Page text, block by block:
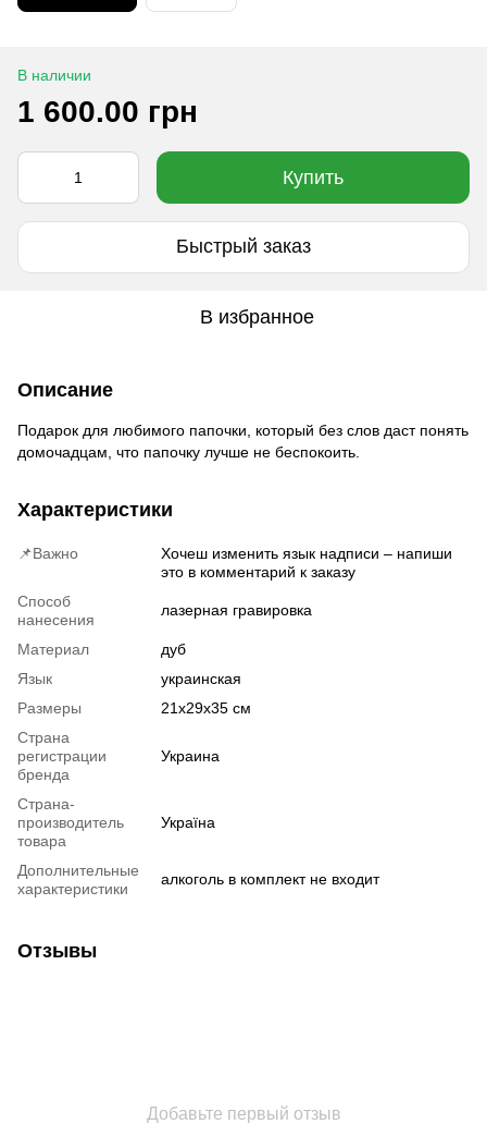
В наличии
1 600.00 грн
Купить
Быстрый заказ
В избранное
Описание
Подарок для любимого папочки, который без слов даст понять
домочадцам, что папочку лучше не беспокоить.
Характеристики
📌Важно
Хочеш изменить язык надписи – напиши
это в комментарий к заказу
Способ
нанесения
лазерная гравировка
Материал
дуб
Язык
украинская
Размеры
21х29х35 см
Страна
регистрации
бренда
Украина
Страна-
производитель
товара
Україна
Дополнительные
характеристики
алкоголь в комплект не входит
Отзывы
Добавьте первый отзыв